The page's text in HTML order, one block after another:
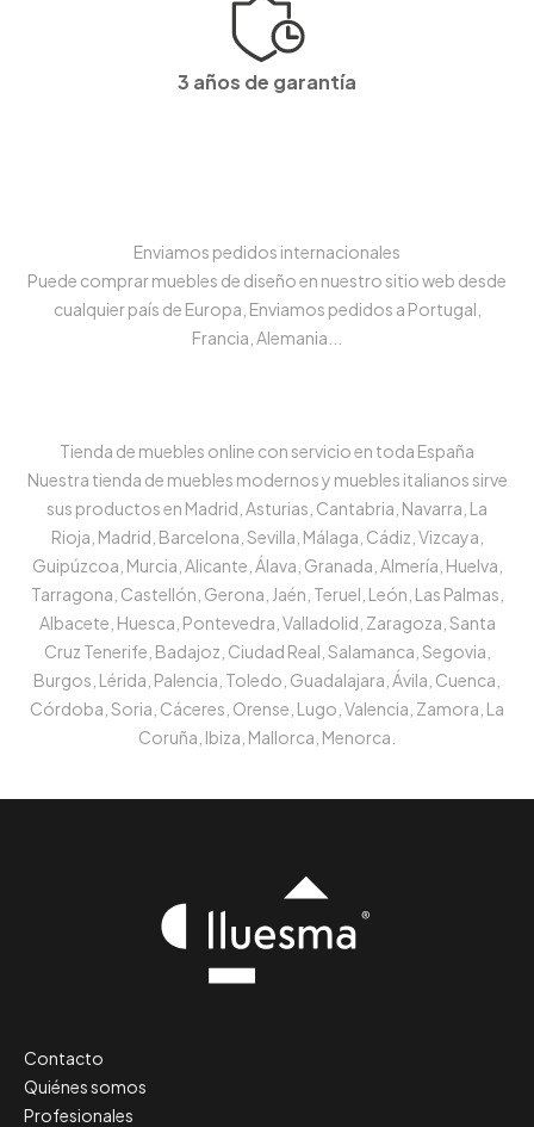
3 años de garantía
Enviamos pedidos internacionales
Puede comprar muebles de diseño en nuestro sitio web desde
cualquier país de Europa, Enviamos pedidos a Portugal,
Francia, Alemania...
Tienda de muebles online con servicio en toda España
Nuestra tienda de muebles modernos y muebles italianos sirve
sus productos en Madrid, Asturias, Cantabria, Navarra, La
Rioja, Madrid, Barcelona, Sevilla, Málaga, Cádiz, Vizcaya,
Guipúzcoa, Murcia, Alicante, Álava, Granada, Almería, Huelva,
Tarragona, Castellón, Gerona, Jaén, Teruel, León, Las Palmas,
Albacete, Huesca, Pontevedra, Valladolid, Zaragoza, Santa
Cruz Tenerife, Badajoz, Ciudad Real, Salamanca, Segovia,
Burgos, Lérida, Palencia, Toledo, Guadalajara, Ávila, Cuenca,
Córdoba, Soria, Cáceres, Orense, Lugo, Valencia, Zamora, La
Coruña, Ibiza, Mallorca, Menorca.
Contacto
Quiénes somos
Profesionales